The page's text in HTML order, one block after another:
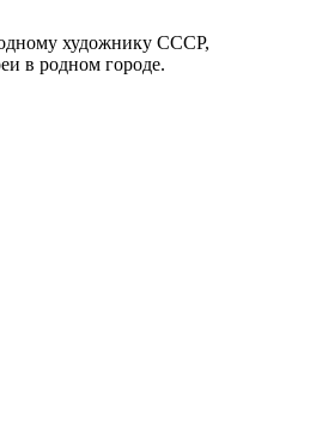
художнику СССР,
в родном городе.